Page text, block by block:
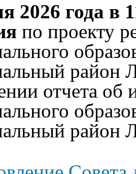
2026 года в
по проекту
район
отчета об
район